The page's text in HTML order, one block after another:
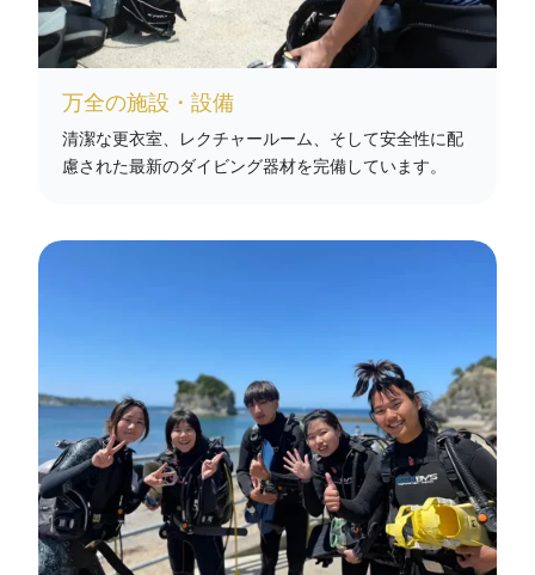
万全の施設・設備
清潔な更衣室、レクチャールーム、そして安全性に配
慮された最新のダイビング器材を完備しています。